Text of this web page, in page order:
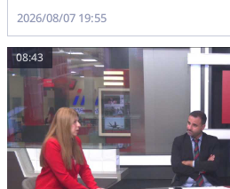
2026/08/07 19:55
08:43